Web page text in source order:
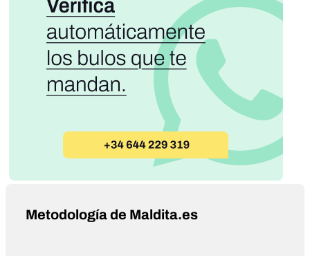
Metodología de Maldita.es